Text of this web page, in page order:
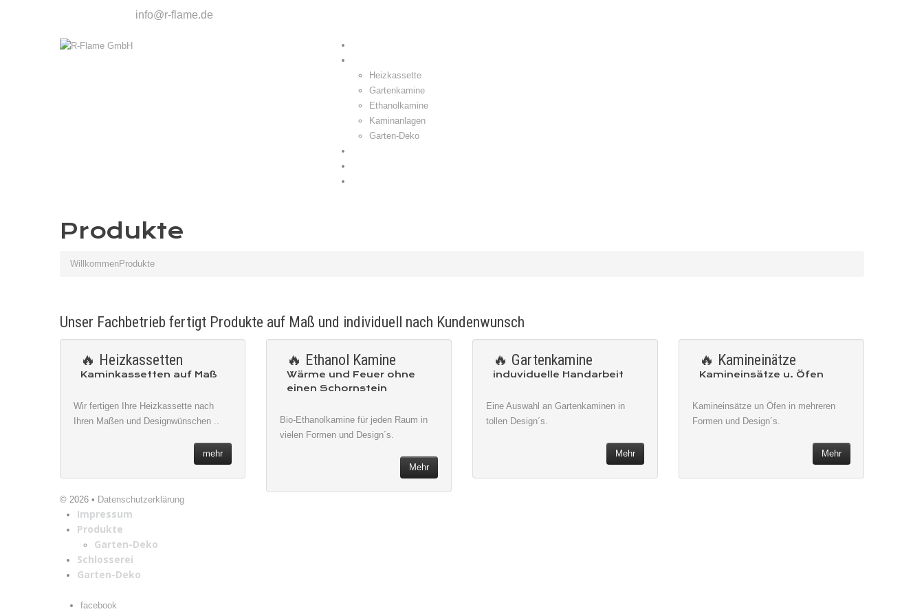
info@r-flame.de
Heizkassette
Gartenkamine
Ethanolkamine
Kaminanlagen
Garten-Deko
Produkte
WillkommenProdukte
Unser Fachbetrieb fertigt Produkte auf Maß und individuell nach Kundenwunsch
🔥 Heizkassetten
Kaminkassetten auf Maß
Wir fertigen Ihre Heizkassette nach
Ihren Maßen und Designwünschen ..
mehr
🔥 Ethanol Kamine
Wärme und Feuer ohne
einen Schornstein
Bio-Ethanolkamine für jeden Raum in
vielen Formen und Design´s.
Mehr
🔥 Gartenkamine
induviduelle Handarbeit
Eine Auswahl an Gartenkaminen in
tollen Design´s.
Mehr
🔥 Kamineinätze
Kamineinsätze u. Öfen
Kamineinsätze un Öfen in mehreren
Formen und Design´s.
Mehr
© 2026 • Datenschutzerklärung
Impressum
Produkte
Garten-Deko
Schlosserei
Garten-Deko
facebook